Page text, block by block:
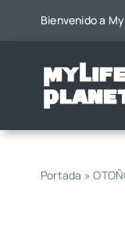
Bienvenido a
Portada »